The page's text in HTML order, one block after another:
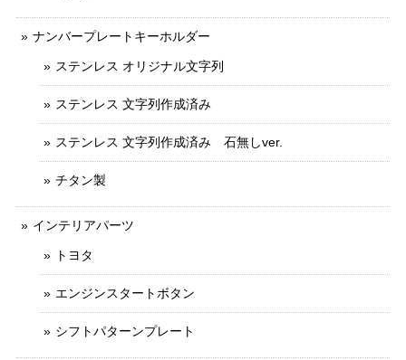
ナンバープレートキーホルダー
ステンレス オリジナル文字列
ステンレス 文字列作成済み
ステンレス 文字列作成済み 石無しver.
チタン製
インテリアパーツ
トヨタ
エンジンスタートボタン
シフトパターンプレート